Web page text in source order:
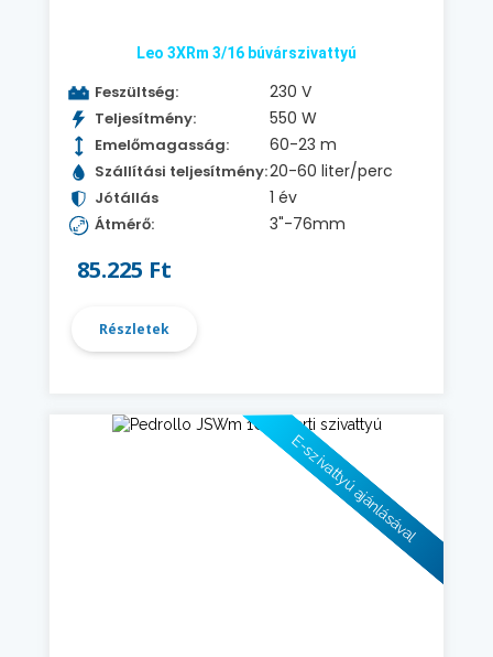
Leo 3XRm 3/16 búvárszivattyú
Feszültség: 230 V
Teljesítmény: 550 W
Emelőmagasság: 60-23 m
Szállítási teljesítmény:20-60 liter/perc
Jótállás 1 év
Átmérő: 3"-76mm
85.225 Ft
Részletek
E-szivattyú ajánlásával